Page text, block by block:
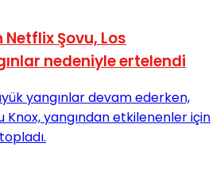
Netflix Şovu, Los
nedeniyle ertelendi